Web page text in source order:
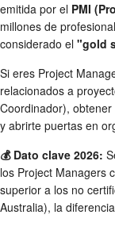
emitida por el PMI
millones de
considerado el "gold
Si eres Project
relacionados a
Coordinador),
y abrirte puertas en
💰 Dato clave 2026:
los Project Managers
superior a los no
Australia), la